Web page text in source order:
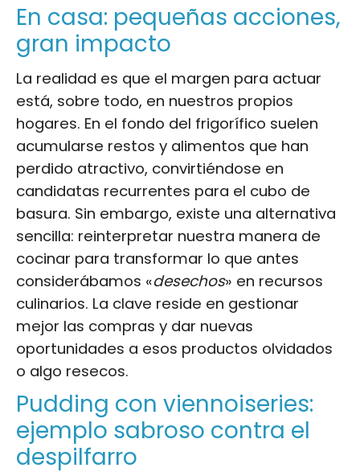
En casa: pequeñas acciones,
gran impacto
La realidad es que el margen para actuar
está, sobre todo, en nuestros propios
hogares. En el fondo del frigorífico suelen
acumularse restos y alimentos que han
perdido atractivo, convirtiéndose en
candidatas recurrentes para el cubo de
basura. Sin embargo, existe una alternativa
sencilla: reinterpretar nuestra manera de
cocinar para transformar lo que antes
considerábamos «desechos» en recursos
culinarios. La clave reside en gestionar
mejor las compras y dar nuevas
oportunidades a esos productos olvidados
o algo resecos.
Pudding con viennoiseries:
ejemplo sabroso contra el
despilfarro